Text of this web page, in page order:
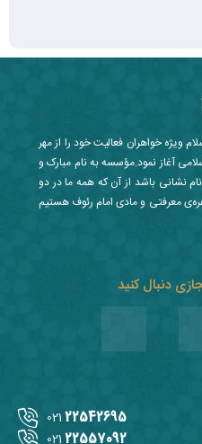
22542695
021
22557092
021
دنبال کنید
ویژه خواهران فعالیت خود را از مهر
اسلامی آغاز نمود.مؤسسه به نام مبارک و
نشانی باشد از آن که همه ما در دو
معرفتی و مادی امام رئوف هستیم